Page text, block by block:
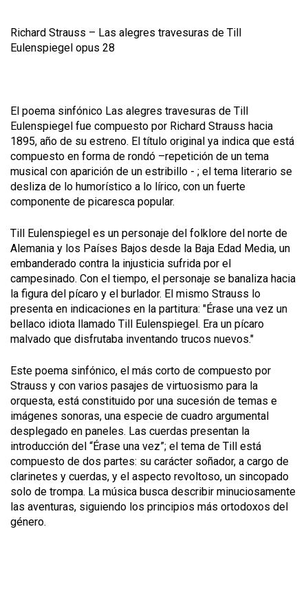
Richard Strauss – Las alegres travesuras de Till
Eulenspiegel opus 28
El poema sinfónico Las alegres travesuras de Till
Eulenspiegel fue compuesto por Richard Strauss hacia
1895, año de su estreno. El título original ya indica que está
compuesto en forma de rondó –repetición de un tema
musical con aparición de un estribillo - ; el tema literario se
desliza de lo humorístico a lo lírico, con un fuerte
componente de picaresca popular.
Till Eulenspiegel es un personaje del folklore del norte de
Alemania y los Países Bajos desde la Baja Edad Media, un
embanderado contra la injusticia sufrida por el
campesinado. Con el tiempo, el personaje se banaliza hacia
la figura del pícaro y el burlador. El mismo Strauss lo
presenta en indicaciones en la partitura: "Érase una vez un
bellaco idiota llamado Till Eulenspiegel. Era un pícaro
malvado que disfrutaba inventando trucos nuevos."
Este poema sinfónico, el más corto de compuesto por
Strauss y con varios pasajes de virtuosismo para la
orquesta, está constituido por una sucesión de temas e
imágenes sonoras, una especie de cuadro argumental
desplegado en paneles. Las cuerdas presentan la
introducción del “Érase una vez”; el tema de Till está
compuesto de dos partes: su carácter soñador, a cargo de
clarinetes y cuerdas, y el aspecto revoltoso, un sincopado
solo de trompa. La música busca describir minuciosamente
las aventuras, siguiendo los principios más ortodoxos del
género.